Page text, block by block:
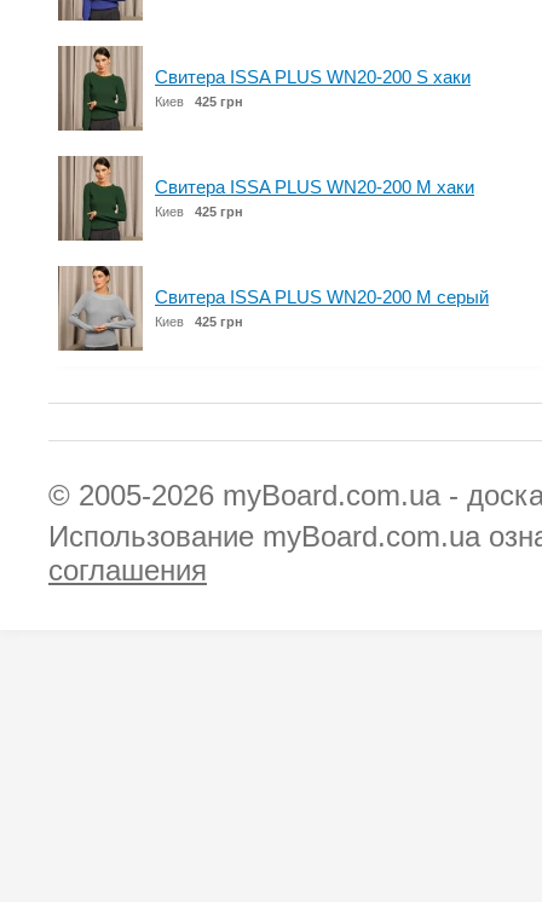
Свитера ISSA PLUS WN20-200 S хаки
Киев 425 грн
Свитера ISSA PLUS WN20-200 M хаки
Киев 425 грн
Свитера ISSA PLUS WN20-200 M серый
Киев 425 грн
© 2005-2026 myBoard.com.ua -
Использование myBoard.com.ua
соглашения